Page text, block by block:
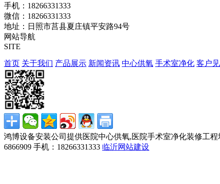
手机： 18266331333
微信： 18266331333
地址： 日照市莒县夏庄镇平安路94号
网站导航
SITE
首页 关于我们 产品展示 新闻资讯 中心供氧 手术室净化 客户
鸿博设备安装公司提供医院中心供氧,医院手术室净化装修工程
6866909 手机：18266331333 临沂网站建设